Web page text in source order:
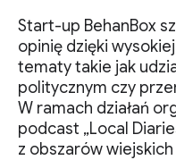
Start-up BehanBox
opinię dzięki
tematy takie jak
politycznym czy
W ramach działań
podcast „Local
z obszarów wiejskich